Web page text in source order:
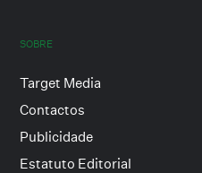
SOBRE
Target Media
Contactos
Publicidade
Estatuto Editorial